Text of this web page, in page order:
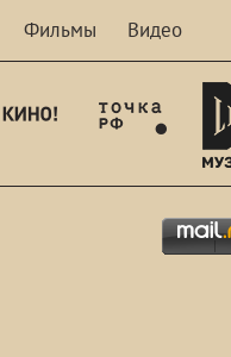
Фильмы Видео
nastroykino